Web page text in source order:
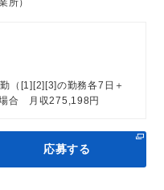
所）
[1][2][3]の勤務各7日＋
合 月収275,198円
応募する